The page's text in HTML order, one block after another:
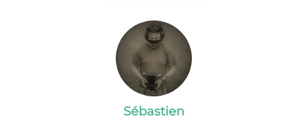
Sébastien